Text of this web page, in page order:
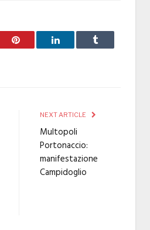
Pinterest LinkedIn Tumblr
NEXT ARTICLE
Multopoli
Portonaccio:
manifestazione
Campidoglio